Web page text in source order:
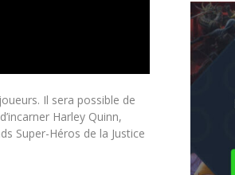
Il sera possible de
Harley Quinn,
Super-Héros de la Justice